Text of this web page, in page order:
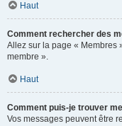
Haut
Comment rechercher des
Allez sur la page « Membres
membre ».
Haut
Comment puis-je trouver
Vos messages peuvent être